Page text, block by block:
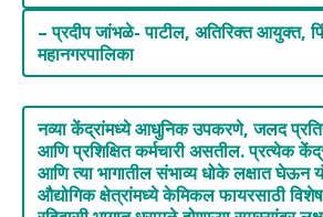
– प्रदीप जांभळे- पाटील, अतिरिक्त आयुक्त,
महानगरपालिका
नव्या केंद्रांमध्ये आधुनिक उपकरणे,जलद
आणि प्रशिक्षित कर्मचारी असतील. प्रत्येक
आणि त्या भागातील संभाव्य धोके लक्षात
औद्योगिक क्षेत्रांमध्ये केमिकल फायरसाठी